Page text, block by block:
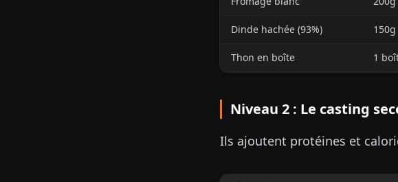
Dinde hachée (93%) 150g
Thon en boîte 1
Niveau 2 : Le casting
Ils ajoutent protéines et